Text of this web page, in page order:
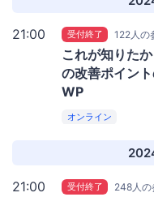
21:00 受付終了 122人の
これが知りた
の改善ポイン
WP
オンライン
21:00 受付終了 248人の